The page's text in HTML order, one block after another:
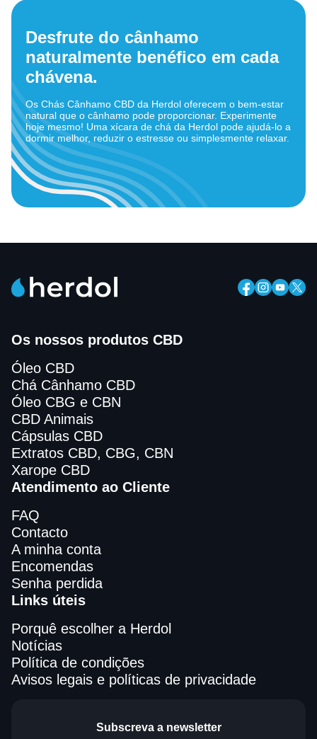
Desfrute do cânhamo
naturalmente benéfico em cada
chávena.
Os Chás Cânhamo CBD da Herdol oferecem o bem-estar
natural que o cânhamo pode proporcionar. Experimente
hoje mesmo! Uma xícara de chá da Herdol pode ajudá-lo a
dormir melhor, reduzir o estresse ou simplesmente relaxar.
Os nossos produtos CBD
Óleo CBD
Chá Cânhamo CBD
Óleo CBG e CBN
CBD Animais
Cápsulas CBD
Extratos CBD, CBG, CBN
Xarope CBD
Atendimento ao Cliente
FAQ
Contacto
A minha conta
Encomendas
Senha perdida
Links úteis
Porquê escolher a Herdol
Notícias
Política de condições
Avisos legais e políticas de privacidade
Subscreva a newsletter